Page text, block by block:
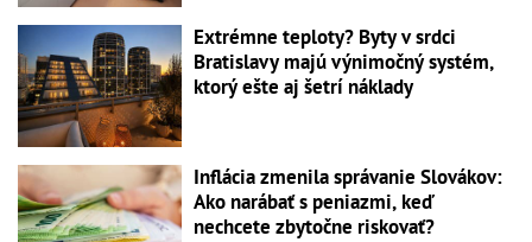
Extrémne teploty? Byty v srdci
Bratislavy majú výnimočný systém,
ktorý ešte aj šetrí náklady
Inflácia zmenila správanie Slovákov:
Ako narábať s peniazmi, keď
nechcete zbytočne riskovať?